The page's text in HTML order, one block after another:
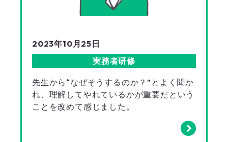
2023年10月25日
実務者研修
先生から“なぜそうするのか？”とよく聞か
れ、理解してやれているかが重要だという
ことを改めて感じました。